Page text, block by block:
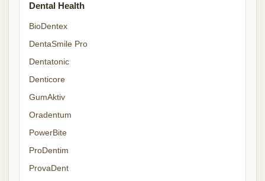
Dental Health
BioDentex
DentaSmile Pro
Dentatonic
Denticore
GumAktiv
Oradentum
PowerBite
ProDentim
ProvaDent